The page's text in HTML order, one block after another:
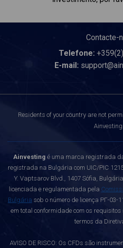
Contacte-
Telefone:
E-mail:
Residents of your country are not
Ainvesting.
Ainvesting é uma marca registrada
registrada na Bulgária com UIC/PIC
Y. Vaptsarov Blvd., 1407 Sófia,
licenciada e regulamentada pela
Bulgária sob o número de licença РГ-03-
em total conformidade com os
termos da
AVISO DE RISCO: Os CFDs são